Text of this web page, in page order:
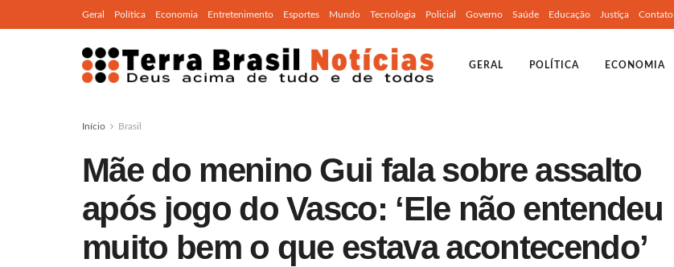
Geral Política Economia Entretenimento Esportes Mundo Tecnologia Policial Governo Saúde Educação Justiça Contato
GERAL POLÍTICA ECONOMIA
Início Brasil
Mãe do menino Gui fala sobre assalto
após jogo do Vasco: ‘Ele não entendeu
muito bem o que estava acontecendo’